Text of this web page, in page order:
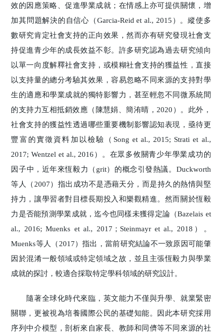
效的因應策略、促進學業成就；在情感上亦可提供關懷，增
加其問題解決的自信心（Garcia-Reid et al., 2015）。縱使多
數研究肯定社會支持的正向效果，然而亦有研究發現社會支
持促進青少年的成長效益不彰。許多研究認為過去研究傾向
以單一向度解釋社會支持，或模糊社會支持的獲益性，直接
以支持量的總分考驗其效果，容易忽略不同來源的支持對學
生的適應和學業成就的獨特影響力，甚至輕忽不同微系統間
的支持力互相抵銷效應（陳慧娟、簡洧晴，2020）。此外，
社會支持的獲益性透過哪些重要機制影響認知表現，亟待更
豐富的實徵資料加以檢驗（Song et al., 2015; Strati et al.,
2017; Wentzel et al., 2016）。在眾多攸關青少年學業成功的
因子中，近年來恆毅力（grit）的概念引發熱議。Duckworth
等人（2007）指出成功不是憑藉天分，而是持久的熱情與堅
持力，讓學習者對目標長期投入和樂觀精進。然而關於恆毅
力是否能預測學業成就，迄今也同樣未獲得定論（Bazelais et
al., 2016; Muenks et al., 2017；Steinmayr et al., 2018）。
Muenks等人（2017）指出，當前研究結論不一致原因可能肇
因於混淆一般領域或特定領域之故，並且主張恆毅力與學業
成就的探討，較適合採取特定學科領域的研究設計。
隨著全球化時代來臨，英文能力不僅與升學、就業緊密
關聯，更被視為培養國際公民的基礎知能。因此本研究採用
序列中介模型，剖析來自家長、教師和同儕等不同來源的社